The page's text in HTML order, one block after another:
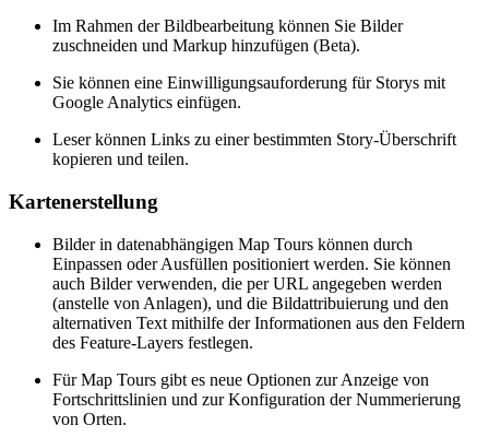
Im Rahmen der Bildbearbeitung können Sie Bilder
zuschneiden und Markup hinzufügen (Beta).
Sie können eine Einwilligungsauforderung für Storys mit
Google Analytics einfügen.
Leser können Links zu einer bestimmten Story-Überschrift
kopieren und teilen.
Kartenerstellung
Bilder in datenabhängigen Map Tours können durch
Einpassen oder Ausfüllen positioniert werden. Sie können
auch Bilder verwenden, die per URL angegeben werden
(anstelle von Anlagen), und die Bildattribuierung und den
alternativen Text mithilfe der Informationen aus den Feldern
des Feature-Layers festlegen.
Für Map Tours gibt es neue Optionen zur Anzeige von
Fortschrittslinien und zur Konfiguration der Nummerierung
von Orten.